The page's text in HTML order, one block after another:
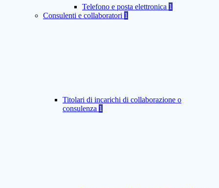
Telefono e posta elettronica 1
Consulenti e collaboratori 1
Titolari di incarichi di collaborazione o
consulenza 1